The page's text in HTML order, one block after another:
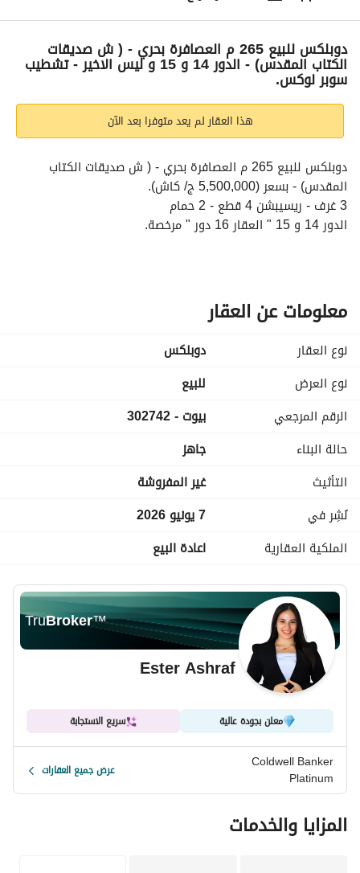
التفاصيل الاتجاهات والمؤشرات رهن عقاري
دوبلكس للبيع 265 م العصافرة بحري - ( ش صديقات
الكتاب المقدس) - الدور 14 و 15 و ليس الاخير - تشطيب
سوبر لوكس.
هذا العقار لم يعد متوفرا بعد الآن
المقدس) - بسعر (5,500,000 ج/ كاش).
3 غرف - ريسيبشن 4 قطع - 2 حمام
الدور 14 و 15 " العقار 16 دور " مرخصة.
تشطيب سوبر لوكس.
كود الوحدة: 302742
المستشار العقاري: استير اشرف
معلومات عن العقار
نوع العقار
دوبلكس
نوع العرض
للبيع
الرقم المرجعي
بيوت - 302742
حالة البناء
جاهز
التأثيث
غير المفروشة
نُشِر في
7 يونيو 2026
الملكية العقارية
اعادة البيع
TruBroker™
Ester Ashraf
معلن بجودة عالية سريع الاستجابة
Coldwell Banker
Platinum عرض جميع العقارات
المزايا والخدمات